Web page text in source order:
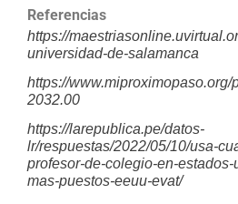
Referencias
https://
universidad-de-salamanca
https://www.miproximopaso.org/
2032.00
https://larepublica.pe/datos-
lr/respuestas/2022/05/10/usa-
profesor-de-colegio-en-
mas-puestos-eeuu-evat/